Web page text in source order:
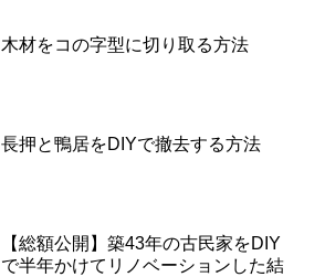
木材をコの字型に切り取る方法
長押と鴨居をDIYで撤去する方法
【総額公開】築43年の古民家をDIY
で半年かけてリノベーションした結